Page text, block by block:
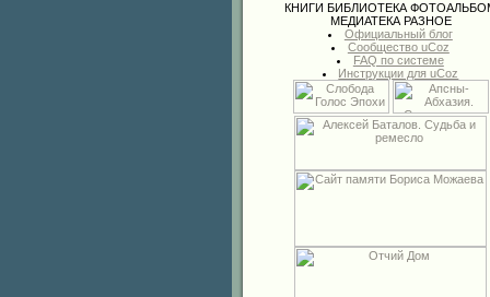
КНИГИ БИБЛИОТЕКА
МЕДИАТЕКА РАЗНОЕ
Официальный блог
Сообщество uCoz
FAQ по системе
Инструкции для uCoz